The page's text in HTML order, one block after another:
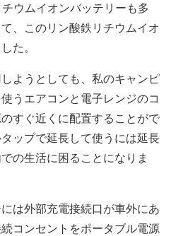
ウムイオンバッテリーも多
、このリン酸鉄リチウムイオ
た。
ようとしても、私のキャンピ
うエアコンと電子レンジのコ
すぐ近くに配置することがで
ップで延長して使うには延長
の生活に困ることになりま
は外部充電接続口が車外にあ
コンセントをポータブル電源